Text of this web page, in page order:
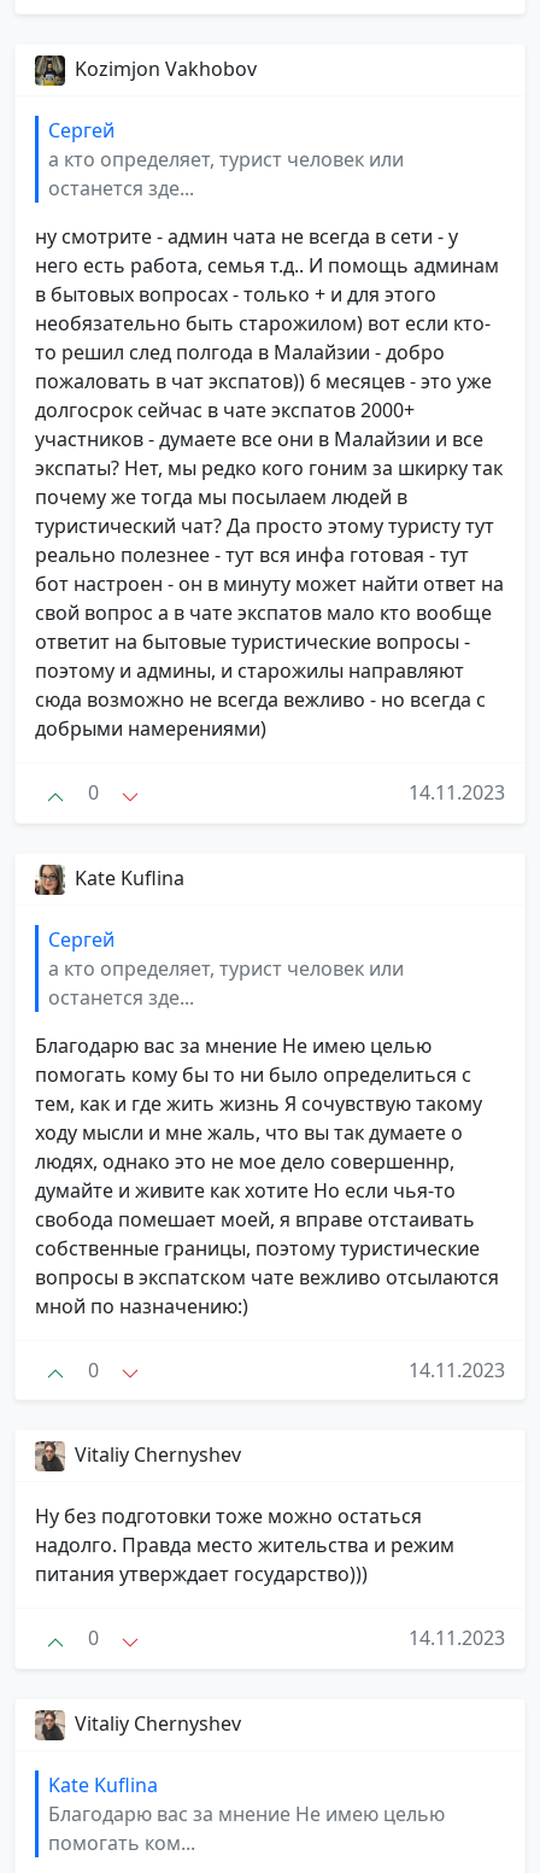
Kozimjon Vakhobov
Сергей
а кто определяет, турист человек или
останется зде...
ну смотрите - админ чата не всегда в сети - у
него есть работа, семья т.д.. И помощь админам
в бытовых вопросах - только + и для этого
необязательно быть старожилом) вот если кто-
то решил след полгода в Малайзии - добро
пожаловать в чат экспатов)) 6 месяцев - это уже
долгосрок сейчас в чате экспатов 2000+
участников - думаете все они в Малайзии и все
экспаты? Нет, мы редко кого гоним за шкирку так
почему же тогда мы посылаем людей в
туристический чат? Да просто этому туристу тут
реально полезнее - тут вся инфа готовая - тут
бот настроен - он в минуту может найти ответ на
свой вопрос а в чате экспатов мало кто вообще
ответит на бытовые туристические вопросы -
поэтому и админы, и старожилы направляют
сюда возможно не всегда вежливо - но всегда с
добрыми намерениями)
0 14.11.2023
Kate Kuflina
Сергей
а кто определяет, турист человек или
останется зде...
Благодарю вас за мнение Не имею целью
помогать кому бы то ни было определиться с
тем, как и где жить жизнь Я сочувствую такому
ходу мысли и мне жаль, что вы так думаете о
людях, однако это не мое дело совершеннр,
думайте и живите как хотите Но если чья-то
свобода помешает моей, я вправе отстаивать
собственные границы, поэтому туристические
вопросы в экспатском чате вежливо отсылаются
мной по назначению:)
0 14.11.2023
Vitaliy Chernyshev
Ну без подготовки тоже можно остаться
надолго. Правда место жительства и режим
питания утверждает государство)))
0 14.11.2023
Vitaliy Chernyshev
Kate Kuflina
Благодарю вас за мнение Не имею целью
помогать ком...